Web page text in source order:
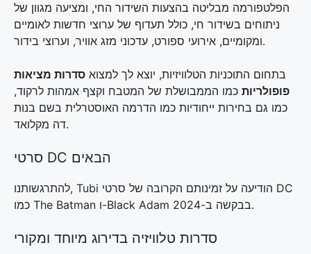
הפלטפורמה מבליטה בהצעות השידור החי, ומציעה מגוון של
ניתוחים בשידור חי, כולל תעדוף של ערוצי חדשות לאומיים
ומקומיים, אירועי ספורט, עדכוני מזג אוויר, וערוצי בידור.
בתחום התוכניות הטלוויזיות, יוצא לך למצוא סדרות מציאות
פופולריות כמו הממבושלת של המטבח וקצף אמהות לרקוד,
כמו גם בחירות ייחודיות כמו הדרמה האוסטרלית בשם בנות
דה מקלואד.
סרטי DC הבאים
להתרגשותנו, Tubi הודיעה על זמינותם הקרובה של סרטי DC
כמו The Batman ו-Black Adam בבקשה ב-2024.
סדרות טלוויזיה בדירוג מיוחד ומקורי